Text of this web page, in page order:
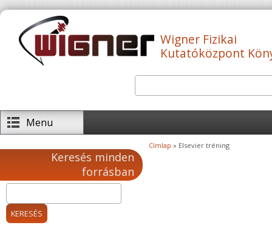
Ugrás a tartalomra
Wigner Fizikai
Kutatóközpont
Keresés űrlap
Menu
Keresés minden
forrásban
Jelenlegi hely
Címlap » Elsevier tréning